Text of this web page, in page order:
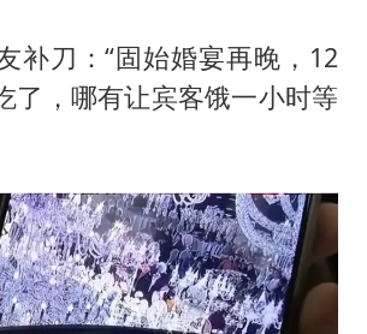
补刀：“固始婚宴再晚，12
了，哪有让宾客饿一小时等